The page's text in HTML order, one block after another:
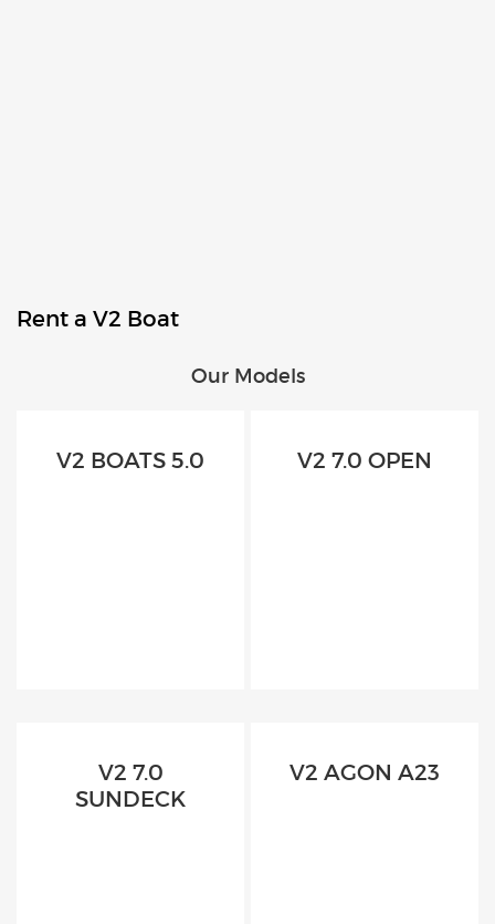
Rent a V2 Boat
Our Models
V2 BOATS 5.0 V2 7.0 OPEN
V2 7.0
SUNDECK
V2 AGON A23